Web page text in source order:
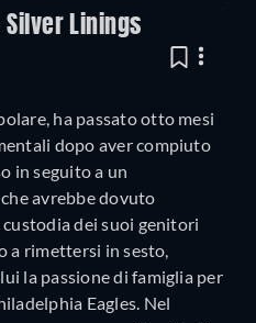
Silver Linings
ha passato otto mesi
dopo aver compiuto
in seguito a un
avrebbe dovuto
dei suoi genitori
a rimettersi in sesto,
la passione di famiglia per
Eagles. Nel